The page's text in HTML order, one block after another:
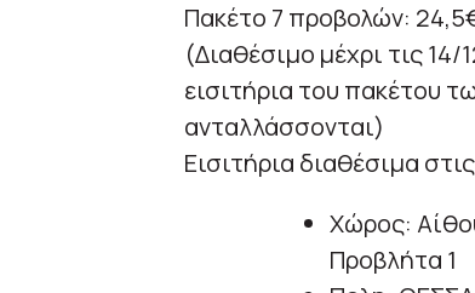
Πακέτο 7 προβολών:
(Διαθέσιμο μέχρι τις
εισιτήρια του πακέτου
ανταλλάσσονται)
Εισιτήρια διαθέσιμα
Χώρος:
Προβλήτα 1